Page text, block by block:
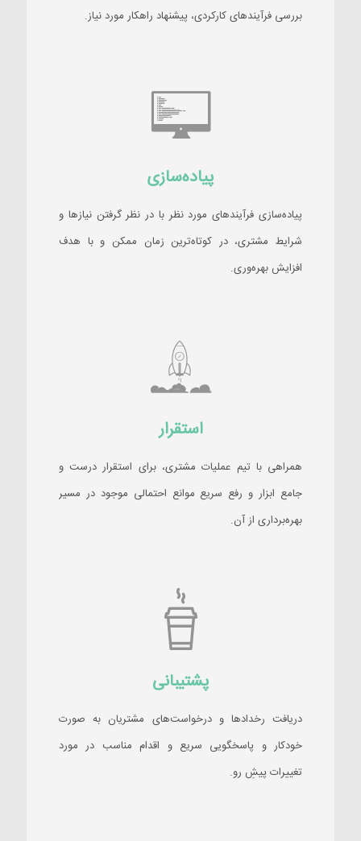
بررسی فرآیندهای کارکردی، پیشنهاد راهکار مورد نیاز.
پیاده‌سازی
پیاده‌سازی فرآیندهای مورد نظر با در نظر گرفتن نیازها و
شرایط مشتری، در کوتاه‌ترین زمان ممکن و با هدف
افزایش بهره‌وری.
استقرار
همراهی با تیم عملیات مشتری، برای استقرار درست و
جامع ابزار و رفع سریع موانع احتمالی موجود در مسیر
بهره‌برداری از آن.
پشتیبانی
دریافت رخدادها و درخواست‌های مشتریان به صورت
خودکار و پاسخگویی سریع و اقدام مناسب در مورد
تغییرات پیشِ رو.